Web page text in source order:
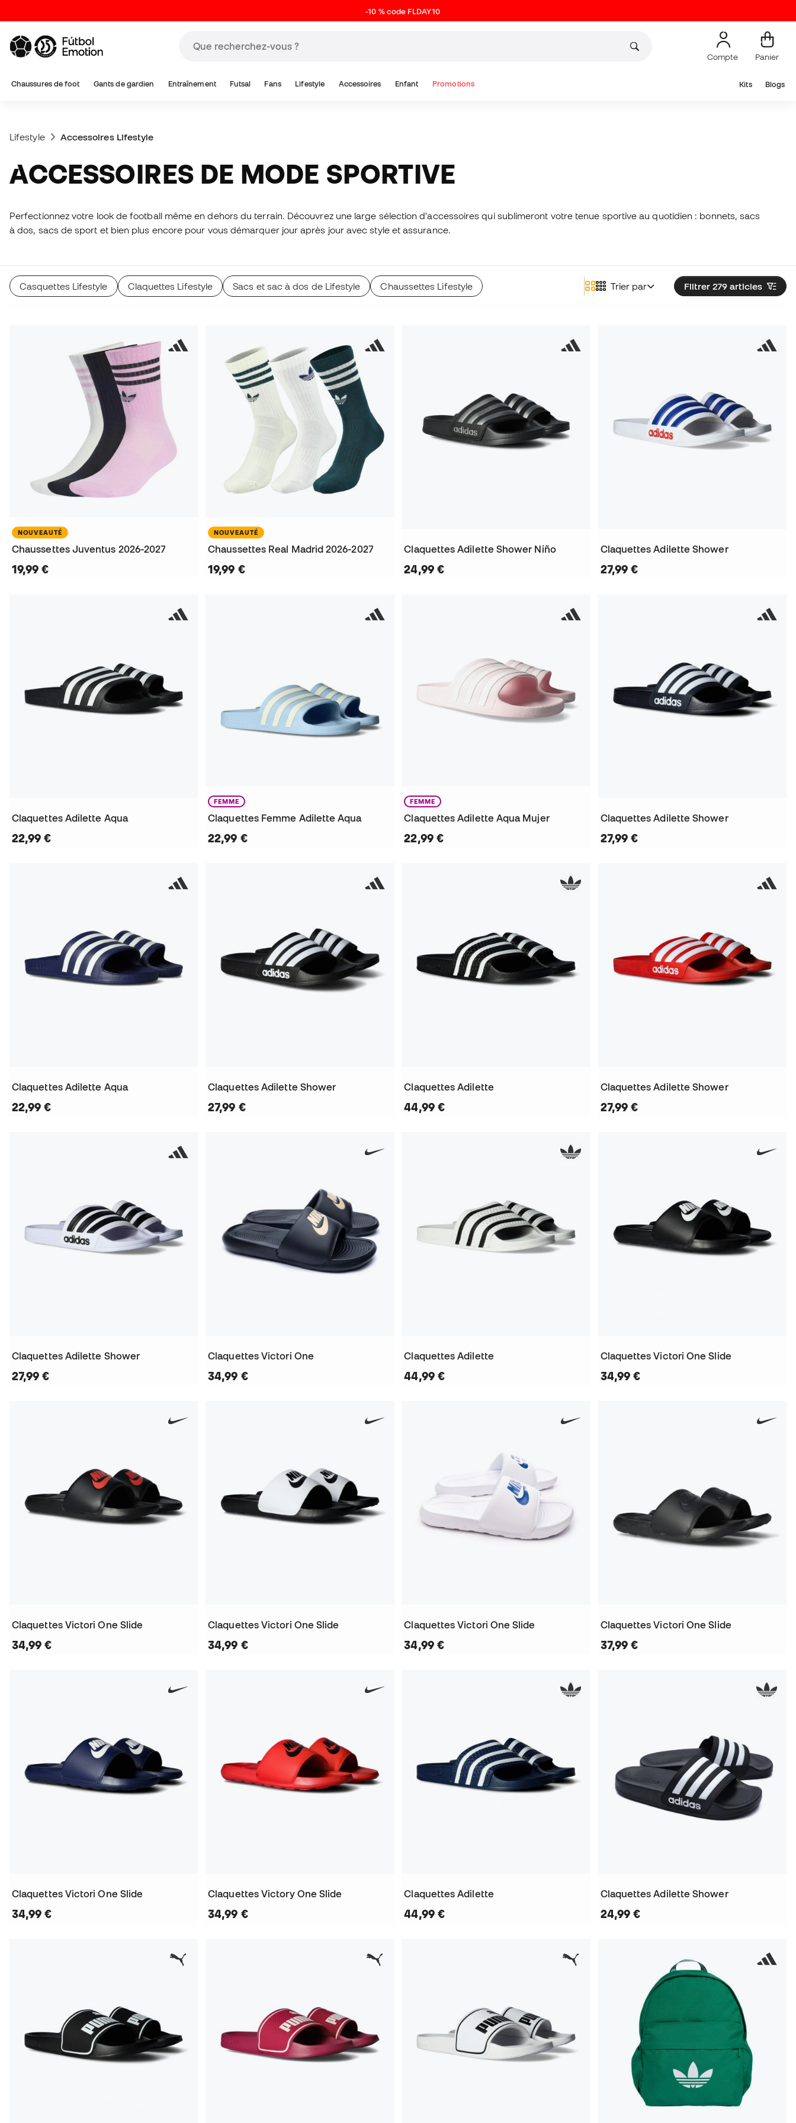
-10 % code FLDAY10
Compte Panier
Chaussures de foot Gants de gardien Entraînement Futsal Fans Lifestyle Accessoires Enfant Promotions Kits Blogs
Lifestyle Accessoires Lifestyle
ACCESSOIRES DE MODE SPORTIVE
Perfectionnez votre look de football même en dehors du terrain. Découvrez une large sélection d'accessoires qui sublimeront votre tenue sportive au quotidien : bonnets, sacs
à dos, sacs de sport et bien plus encore pour vous démarquer jour après jour avec style et assurance.
Filtrer 279 articles
Trier par
Casquettes Lifestyle Claquettes Lifestyle Sacs et sac à dos de Lifestyle Chaussettes Lifestyle
NOUVEAUTÉ
Chaussettes Juventus 2026-2027
19,99 €
NOUVEAUTÉ
Chaussettes Real Madrid 2026-2027
19,99 €
Claquettes Adilette Shower Niño
24,99 €
Claquettes Adilette Shower
27,99 €
Claquettes Adilette Aqua
22,99 €
FEMME
Claquettes Femme Adilette Aqua
22,99 €
FEMME
Claquettes Adilette Aqua Mujer
22,99 €
Claquettes Adilette Shower
27,99 €
Claquettes Adilette Aqua
22,99 €
Claquettes Adilette Shower
27,99 €
Claquettes Adilette
44,99 €
Claquettes Adilette Shower
27,99 €
Claquettes Adilette Shower
27,99 €
Claquettes Victori One
34,99 €
Claquettes Adilette
44,99 €
Claquettes Victori One Slide
34,99 €
Claquettes Victori One Slide
34,99 €
Claquettes Victori One Slide
34,99 €
Claquettes Victori One Slide
34,99 €
Claquettes Victori One Slide
37,99 €
Claquettes Victori One Slide
34,99 €
Claquettes Victory One Slide
34,99 €
Claquettes Adilette
44,99 €
Claquettes Adilette Shower
24,99 €